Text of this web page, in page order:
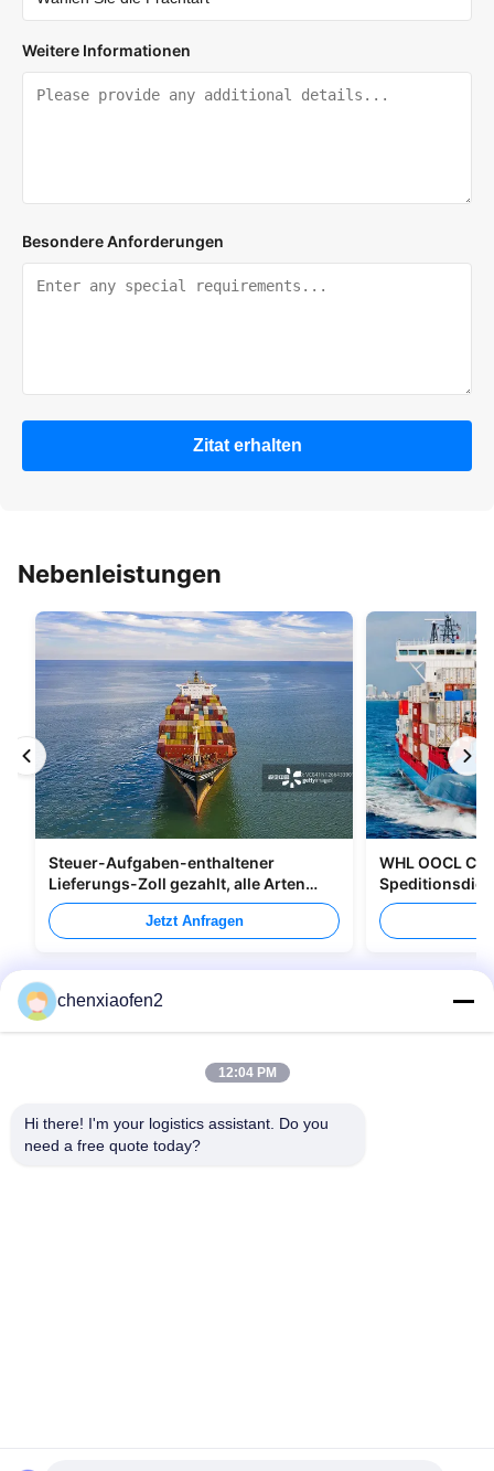
Weitere Informationen
Besondere Anforderungen
Zitat erhalten
Nebenleistungen
Steuer-Aufgaben-enthaltener
Lieferungs-Zoll gezahlt, alle Arten
Verpacken versendend
Jetzt Anfragen
WHL OOCL
nach Kanada
chenxiaofen2
12:04 PM
Hi there! I'm your logistics assistant. Do you
need a free quote today?